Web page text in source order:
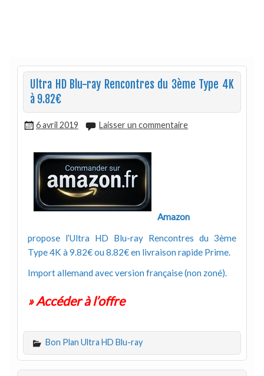
Ultra HD Blu-ray Rencontres du 3ème Type 4K
à 9.82€
6 avril 2019 Laisser un commentaire
Amazon
propose l’Ultra HD Blu-ray Rencontres du 3ème
Type 4K à 9.82€ ou 8.82€ en livraison rapide Prime.
Import allemand avec version française (non zoné).
» Accéder à l’offre
Bon Plan Ultra HD Blu-ray